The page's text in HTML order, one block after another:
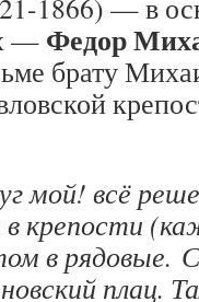
1866) — в
— Федор
брату
мой! всё
крепости
в рядовые.
плац.